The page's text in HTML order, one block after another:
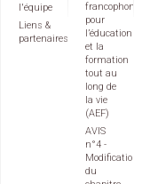
l'équipe
Liens &
partenaires
francophone
pour
l’éducation
et la
formation
tout au
long de
la vie
(AEF)
AVIS
n°4 -
Modification
du